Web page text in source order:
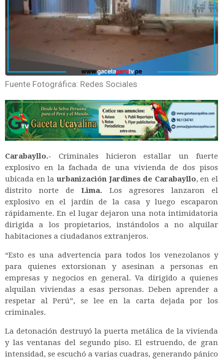
Fuente Fotográfica: Redes Sociales
Carabayllo.- Criminales hicieron estallar un fuerte
explosivo en la fachada de una vivienda de dos pisos
ubicada en la urbanización Jardines de Carabayllo, en el
distrito norte deLima.
Los agresores lanzaron el
explosivo en el jardín de la casa y luego escaparon
rápidamente. En el lugar dejaron una nota intimidatoria
dirigida a los propietarios, instándolos a no alquilar
habitaciones a ciudadanos extranjeros.
“Esto es una advertencia para todos los venezolanos y
para quienes extorsionan y asesinan a personas en
empresas y negocios en general. Va dirigido a quienes
alquilan viviendas a esas personas. Deben aprender a
respetar al Perú”, se lee en la carta dejada por los
criminales.
La detonación destruyó la puerta metálica de la vivienda
y las ventanas del segundo piso. El estruendo, de gran
intensidad, se escuchó a varias cuadras, generando pánico